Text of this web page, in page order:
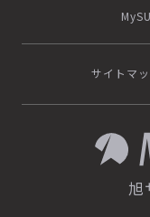
サイトマ
旭